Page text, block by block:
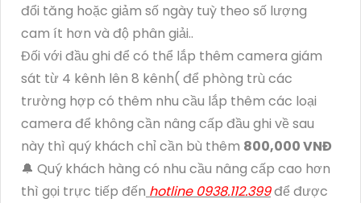
đổi tăng hoặc giảm số ngày tuỳ theo số lượng
cam ít hơn và độ phân giải..
Đối với đầu ghi để có thể lắp thêm camera giám
sát từ 4 kênh lên 8 kênh( để phòng trù các
trường hợp có thêm nhu cầu lắp thêm các loại
camera để không cần nâng cấp đầu ghi về sau
này thì quý khách chỉ cần bù thêm 800,000 VNĐ
🔔 Quý khách hàng có nhu cầu nâng cấp cao hơn
thì gọi trực tiếp đến hotline 0938.112.399để được